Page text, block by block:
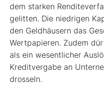
dem starken
gelitten. Die niedrigen
den Geldhäusern das
Wertpapieren. Zudem
als ein wesentlicher
Kreditvergabe an
drosseln.